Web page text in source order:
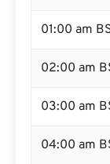
01:00 am
02:00 am
03:00 am
04:00 am